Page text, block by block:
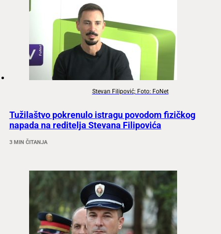
Stevan Filipović; Foto: FoNet
Tužilaštvo pokrenulo istragu povodom fizičkog
napada na reditelja Stevana Filipovića
3 MIN ČITANJA